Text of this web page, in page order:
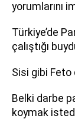
yorumlarını
Türkiye’de
çalıştığı
Sisi gibi Feto
Belki darbe
koymak